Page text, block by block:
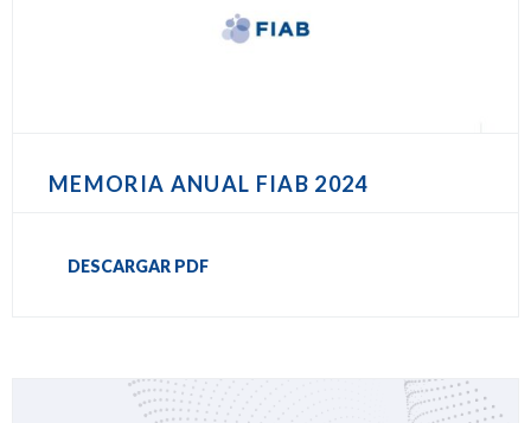
MEMORIA ANUAL FIAB 2024
DESCARGAR PDF